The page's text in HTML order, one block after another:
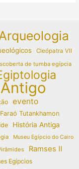
Cleópatra VII
de tumba egípcia
evento
Faraó Tutankhamon
História Antiga
Museu Egípcio do Cairo
Ramses II
Egípcios